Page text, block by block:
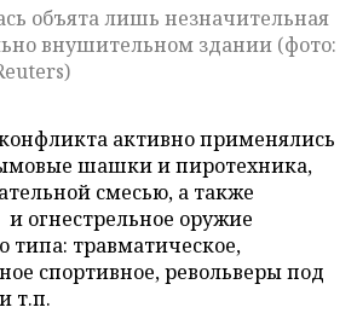
объята лишь незначительная
внушительном здании (фото:
активно применялись
шашки и пиротехника,
смесью, а также
огнестрельное оружие
типа: травматическое,
спортивное, револьверы под
т.п.